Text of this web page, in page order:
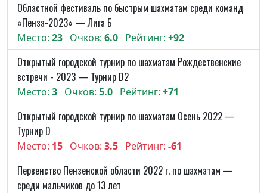
Областной фестиваль по быстрым шахматам среди команд
«Пенза-2023» — Лига Б
Место: 23 Очков: 6.0 Рейтинг: +92
Открытый городской турнир по шахматам Рождественские
встречи - 2023 — Турнир D2
Место: 3 Очков: 5.0 Рейтинг: +71
Открытый городской турнир по шахматам Осень 2022 —
Турнир D
Место: 15 Очков: 3.5 Рейтинг: -61
Первенство Пензенской области 2022 г. по шахматам —
среди мальчиков до 13 лет